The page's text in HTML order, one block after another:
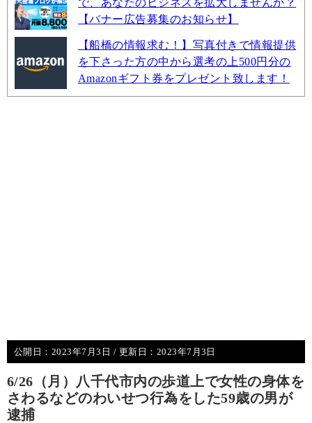
で、あなたのビジネスを拡大しませんか？
【バナー広告募集のお知らせ】
【船橋の情報求む！】写真付きで情報提供
を下さった方の中から選考の上500円分の
Amazonギフト券をプレゼント致します！
公開日： 2023年7月3日 / 更新日： 2023年7月3日
6/26（月）八千代市内の歩道上で女性の身体を
さわるなどのわいせつ行為をした59歳の男が
逮捕